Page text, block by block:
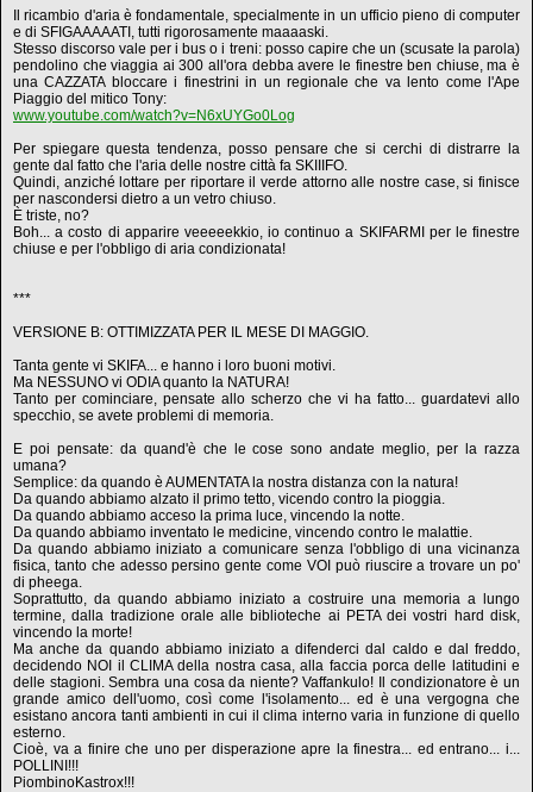
Il ricambio d'aria è fondamentale, specialmente in un ufficio pieno di computer
e di SFIGAAAAATI, tutti rigorosamente maaaaski.
Stesso discorso vale per i bus o i treni: posso capire che un (scusate la parola)
pendolino che viaggia ai 300 all'ora debba avere le finestre ben chiuse, ma è
una CAZZATA bloccare i finestrini in un regionale che va lento come l'Ape
Piaggio del mitico Tony:
www.youtube.com/watch?v=N6xUYGo0Log
Per spiegare questa tendenza, posso pensare che si cerchi di distrarre la
gente dal fatto che l'aria delle nostre città fa SKIIIFO.
Quindi, anziché lottare per riportare il verde attorno alle nostre case, si finisce
per nascondersi dietro a un vetro chiuso.
È triste, no?
Boh... a costo di apparire veeeeekkio, io continuo a SKIFARMI per le finestre
chiuse e per l'obbligo di aria condizionata!
***
VERSIONE B: OTTIMIZZATA PER IL MESE DI MAGGIO.
Tanta gente vi SKIFA... e hanno i loro buoni motivi.
Ma NESSUNO vi ODIA quanto la NATURA!
Tanto per cominciare, pensate allo scherzo che vi ha fatto... guardatevi allo
specchio, se avete problemi di memoria.
E poi pensate: da quand'è che le cose sono andate meglio, per la razza
umana?
Semplice: da quando è AUMENTATA la nostra distanza con la natura!
Da quando abbiamo alzato il primo tetto, vicendo contro la pioggia.
Da quando abbiamo acceso la prima luce, vincendo la notte.
Da quando abbiamo inventato le medicine, vincendo contro le malattie.
Da quando abbiamo iniziato a comunicare senza l'obbligo di una vicinanza
fisica, tanto che adesso persino gente come VOI può riuscire a trovare un po'
di pheega.
Soprattutto, da quando abbiamo iniziato a costruire una memoria a lungo
termine, dalla tradizione orale alle biblioteche ai PETA dei vostri hard disk,
vincendo la morte!
Ma anche da quando abbiamo iniziato a difenderci dal caldo e dal freddo,
decidendo NOI il CLIMA della nostra casa, alla faccia porca delle latitudini e
delle stagioni. Sembra una cosa da niente? Vaffankulo! Il condizionatore è un
grande amico dell'uomo, così come l'isolamento... ed è una vergogna che
esistano ancora tanti ambienti in cui il clima interno varia in funzione di quello
esterno.
Cioè, va a finire che uno per disperazione apre la finestra... ed entrano... i...
POLLINI!!!
PiombinoKastrox!!!